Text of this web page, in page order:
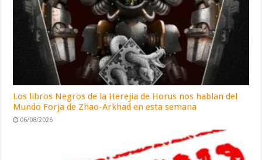
Los libros Negros de la Herejia de Horus nos hablan del
Mundo Forja de Zhao-Arkhad en esta semana
06/08/2026